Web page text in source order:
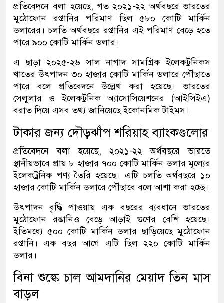
প্রতিবেদনে বলা হয়েছে, গত ২০২১-২২ অর্থবছরে ভারতের
মুঠোফোন রপ্তানির পরিমাণ ছিল ৫৮০ কোটি মার্কিন
ডলারের। চলতি অর্থবছরে রপ্তানির এই পরিমাণ বেড়ে হতে
পারে ৯০০ কোটি মার্কিন ডলার।
এ ছাড়া ২০২৫-২৬ সাল নাগাদ সামগ্রিক ইলেকট্রনিকস
খাতের উৎপাদন ৩০ হাজার কোটি মার্কিন ডলারে পৌঁছাতে
পারে বলে প্রতিবেদনে উল্লেখ করা হয়েছে। ভারতের
সেলুলার ও ইলেকট্রনিক অ্যাসোসিয়েশনের (আইসিইএ)
বরাত দিয়ে এসব তথ্য জানিয়েছে ইকোনমিক টাইমস।
টাকার জন্য দৌড়ঝাঁপ শরিয়াহ ব্যাংকগুলোর
প্রতিবেদনে বলা হয়েছে, ২০২১-২২ অর্থবছরে ভারতে
স্থানীয়ভাবে প্রায় ৮ হাজার ৭০০ কোটি মার্কিন ডলার মূল্যের
ইলেকট্রনিক পণ্য তৈরি হয়েছে। এটি চলতি অর্থবছরে ১০
হাজার কোটি মার্কিন ডলারে পৌঁছাবে বলে আশা করা হচ্ছে।
উৎপাদন বৃদ্ধি পাওয়ায় এক বছরের ব্যবধানে ভারতের
মুঠোফোন রপ্তানিও বেড়ে আড়াই গুণের বেশি হয়েছে।
ইতিমধ্যে ৫০০ কোটি মার্কিন ডলার ছাড়িয়েছে মুঠোফোন
রপ্তানি। এক বছর আগে এটি ছিল ২২০ কোটি মার্কিন
ডলার।
বিনা শুল্কে চাল আমদানির মেয়াদ তিন মাস
বাড়ল